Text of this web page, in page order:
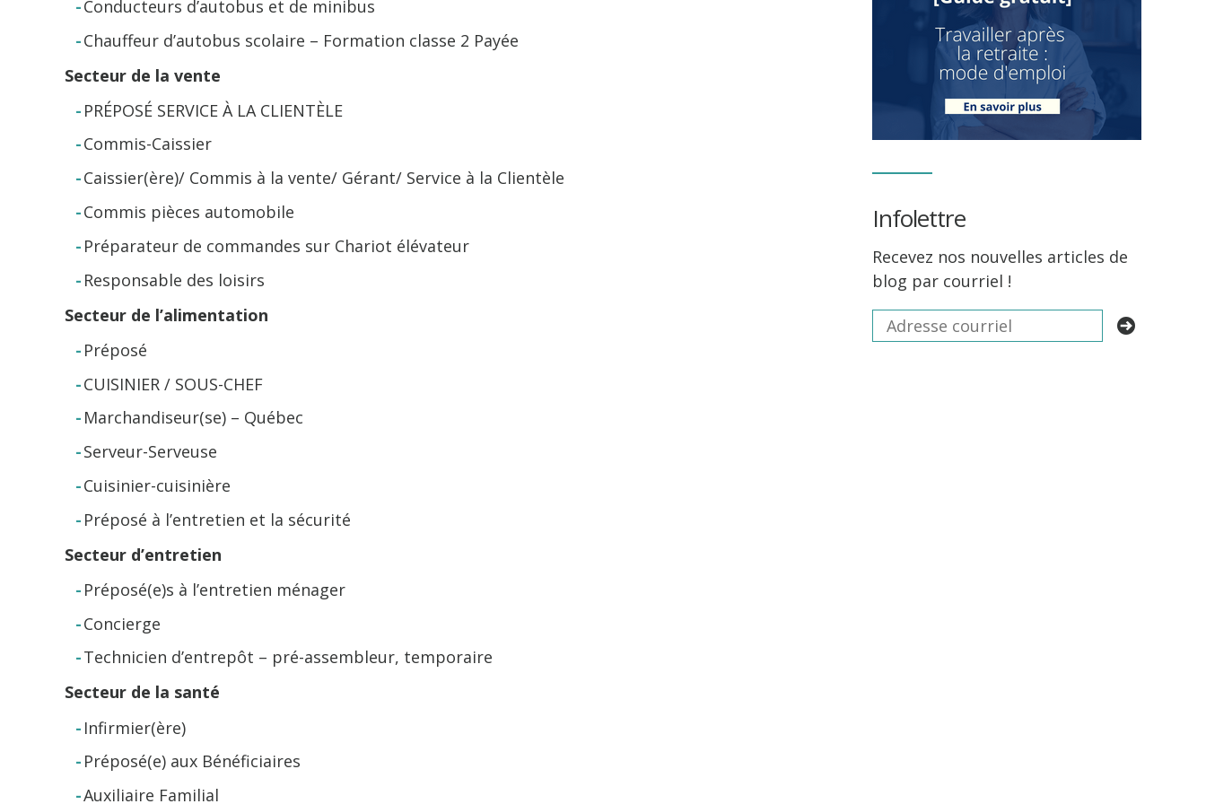
Conducteurs d’autobus et de minibus
Chauffeur d’autobus scolaire – Formation classe 2 Payée
Secteur de la vente
PRÉPOSÉ SERVICE À LA CLIENTÈLE
Commis-Caissier
Caissier(ère)/ Commis à la vente/ Gérant/ Service à la Clientèle
Commis pièces automobile
Préparateur de commandes sur Chariot élévateur
Responsable des loisirs
Secteur de l’alimentation
Préposé
CUISINIER / SOUS-CHEF
Marchandiseur(se) – Québec
Serveur-Serveuse
Cuisinier-cuisinière
Préposé à l’entretien et la sécurité
Secteur d’entretien
Préposé(e)s à l’entretien ménager
Concierge
Technicien d’entrepôt – pré-assembleur, temporaire
Secteur de la santé
Infirmier(ère)
Préposé(e) aux Bénéficiaires
Auxiliaire Familial
Infolettre
Recevez nos nouvelles articles de
blog par courriel !